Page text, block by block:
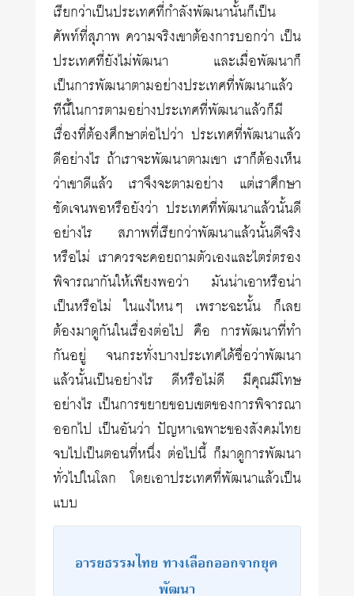
เรียกว่าเป็นประเทศที่กำลังพัฒนานั้นก็เป็น
ศัพท์ที่สุภาพ ความจริงเขาต้องการบอกว่า เป็น
ประเทศที่ยังไม่พัฒนา และเมื่อพัฒนาก็
เป็นการพัฒนาตามอย่างประเทศที่พัฒนาแล้ว
ทีนี้ในการตามอย่างประเทศที่พัฒนาแล้วก็มี
เรื่องที่ต้องศึกษาต่อไปว่า ประเทศที่พัฒนาแล้ว
ดีอย่างไร ถ้าเราจะพัฒนาตามเขา เราก็ต้องเห็น
ว่าเขาดีแล้ว เราจึงจะตามอย่าง แต่เราศึกษา
ชัดเจนพอหรือยังว่า ประเทศที่พัฒนาแล้วนั้นดี
อย่างไร สภาพที่เรียกว่าพัฒนาแล้วนั้นดีจริง
หรือไม่ เราควรจะคอยถามตัวเองและไตร่ตรอง
พิจารณากันให้เพียงพอว่า มันน่าเอาหรือน่า
เป็นหรือไม่ ในแง่ไหนๆ เพราะฉะนั้น ก็เลย
ต้องมาดูกันในเรื่องต่อไป คือ การพัฒนาที่ทำ
กันอยู่ จนกระทั่งบางประเทศได้ชื่อว่าพัฒนา
แล้วนั้นเป็นอย่างไร ดีหรือไม่ดี มีคุณมีโทษ
อย่างไร เป็นการขยายขอบเขตของการพิจารณา
ออกไป เป็นอันว่า ปัญหาเฉพาะของสังคมไทย
จบไปเป็นตอนที่หนึ่ง ต่อไปนี้ ก็มาดูการพัฒนา
ทั่วไปในโลก โดยเอาประเทศที่พัฒนาแล้วเป็น
แบบ
อารยธรรมไทย ทางเลือกออกจากยุค
พัฒนา